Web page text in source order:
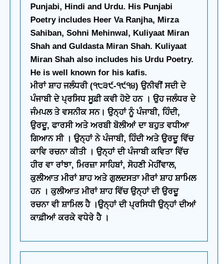
Punjabi, Hindi and Urdu. His Punjabi
Poetry includes Heer Va Ranjha, Mirza
Sahiban, Sohni Mehinwal, Kuliyaat Miran
Shah and Guldasta Miran Shah. Kuliyaat
Miran Shah also includes his Urdu Poetry.
He is well known for his kafis.
ਮੀਰਾਂ ਸ਼ਾਹ ਜਲੰਧਰੀ (੧੮੩੯-੧੯੧੪) ਉਨੀਵੀਂ ਸਦੀ ਦੇ
ਪੰਜਾਬੀ ਦੇ ਪ੍ਰਸਿਧ ਸੂਫ਼ੀ ਕਵੀ ਹੋਏ ਹਨ । ਉਹ ਜਲੰਧਰ ਦੇ
ਜੰਮਪਲ ਤੇ ਵਸਨੀਕ ਸਨ। ਉਨ੍ਹਾਂ ਨੂੰ ਪੰਜਾਬੀ, ਹਿੰਦੀ,
ਉਰਦੂ, ਫਾਰਸੀ ਅਤੇ ਅਰਬੀ ਬੋਲੀਆਂ ਦਾ ਬਹੁਤ ਵਧੀਆ
ਗਿਆਨ ਸੀ । ਉਨ੍ਹਾਂ ਨੇ ਪੰਜਾਬੀ, ਹਿੰਦੀ ਅਤੇ ਉਰਦੂ ਵਿੱਚ
ਕਾਵਿ ਰਚਨਾ ਕੀਤੀ । ਉਨ੍ਹਾਂ ਦੀ ਪੰਜਾਬੀ ਕਵਿਤਾ ਵਿੱਚ
ਹੀਰ ਵਾ ਰਾਂਝਾ, ਮਿਰਜ਼ਾ ਸਾਹਿਬਾਂ, ਸੋਹਣੀ ਮੇਹੀਂਵਾਲ,
ਕੁਲੀਆਤ ਮੀਰਾਂ ਸ਼ਾਹ ਅਤੇ ਗੁਲਦਸਤਾ ਮੀਰਾਂ ਸ਼ਾਹ ਸ਼ਾਮਿਲ
ਹਨ । ਕੁਲੀਆਤ ਮੀਰਾਂ ਸ਼ਾਹ ਵਿੱਚ ਉਨ੍ਹਾਂ ਦੀ ਉਰਦੂ
ਰਚਨਾ ਵੀ ਸ਼ਾਮਿਲ ਹੈ ।ਉਨ੍ਹਾਂ ਦੀ ਪ੍ਰਸਿਧੀ ਉਨ੍ਹਾਂ ਦੀਆਂ
ਕਾਫ਼ੀਆਂ ਕਰਕੇ ਵਧੇਰੇ ਹੈ ।